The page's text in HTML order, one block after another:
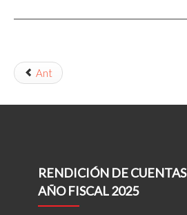
Ant
RENDICIÓN DE CUENTAS
AÑO FISCAL 2025